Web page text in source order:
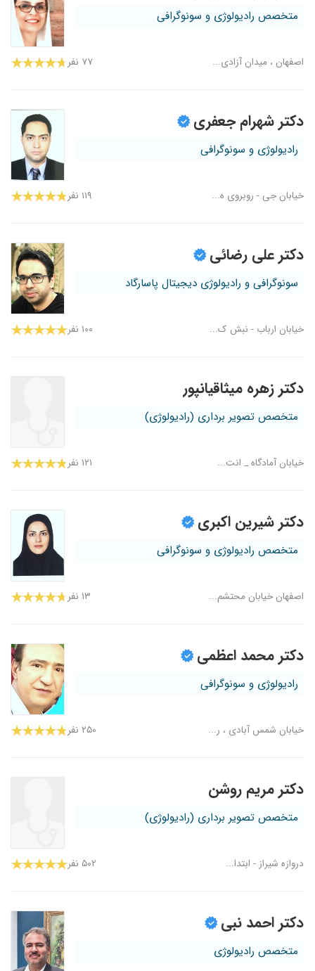
متخصص رادیولوژی و سونوگرافی
اصفهان ، میدان آزادی... ۷۷ نفر
دکتر شهرام جعفری
رادیولوژی و سونوگرافی
خیابان جی - روبروی ه... ۱۱۹ نفر
دکتر علی رضائی
سونوگرافی و رادیولوژی دیجیتال پاسارگاد
خیابان ارباب - نبش ک... ۱۰۰ نفر
دکتر زهره میثاقیانپور
متخصص تصویر برداری (رادیولوژی)
خیابان آمادگاه _ انت... ۱۲۱ نفر
دکتر شیرین اکبری
متخصص رادیولوژی و سونوگرافی
اصفهان خیابان محتشم... ۱۳ نفر
دکتر محمد اعظمی
رادیولوژی و سونوگرافی
خیابان شمس آبادی ، ر... ۲۵۰ نفر
دکتر مریم روشن
متخصص تصویر برداری (رادیولوژی)
دروازه شیراز - ابتدا... ۵۰۲ نفر
دکتر احمد نبی
متخصص رادیولوژی